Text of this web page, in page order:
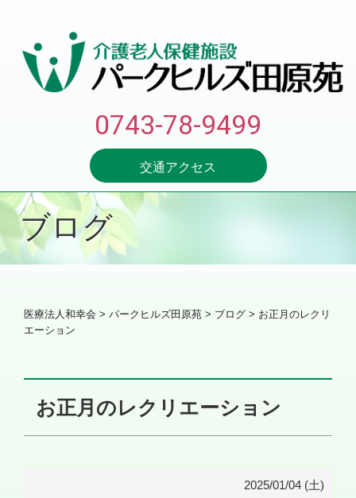
0743-78-9499
交通アクセス
ブログ
医療法人和幸会 > パークヒルズ田原苑 > ブログ > お正月のレクリ
エーション
お正月のレクリエーション
2025/01/04 (土)